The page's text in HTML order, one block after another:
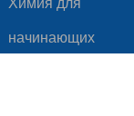
начинающих